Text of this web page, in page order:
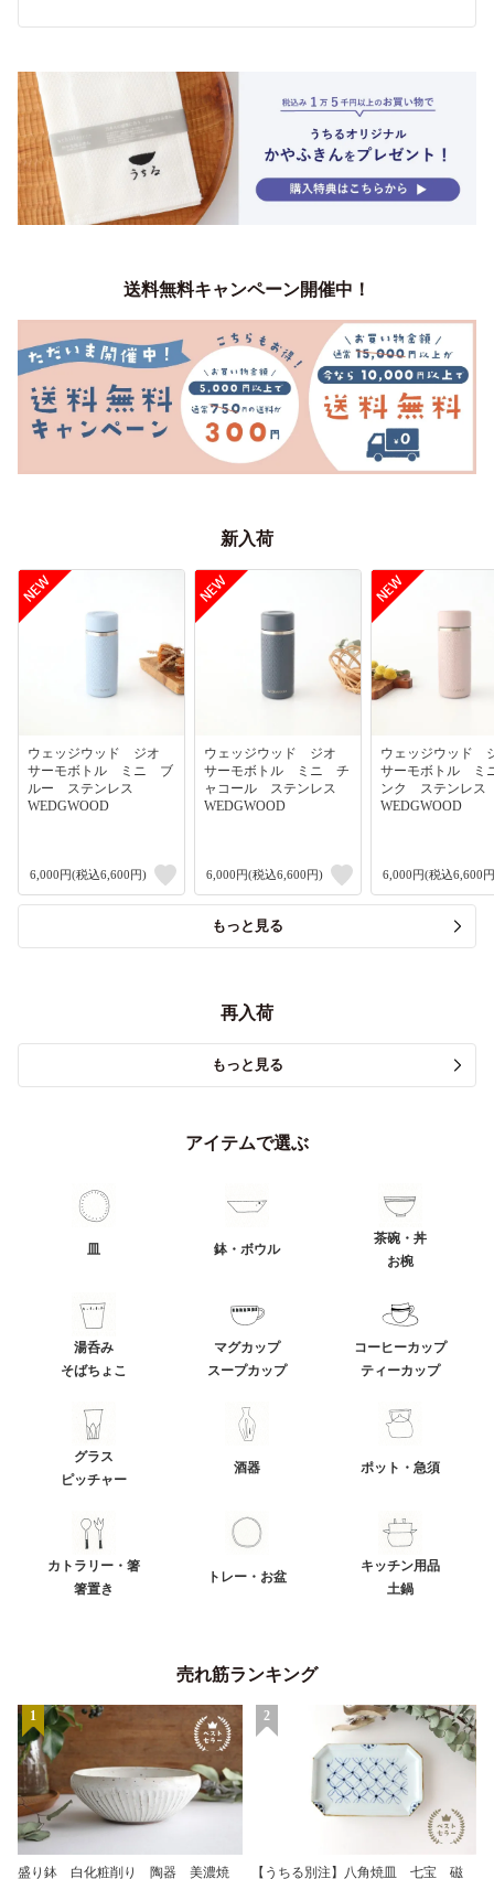
送料無料キャンペーン開催中！
新入荷
ウェッジウッド ジオ
サーモボトル ミニ ブ
ルー ステンレス
WEDGWOOD
6,000円(税込6,600円)
ウェッジウッド ジオ
サーモボトル ミニ チ
ャコール ステンレス
WEDGWOOD
6,000円(税込6,600円)
ウェッジウッド
サーモボトル
ンク ステンレ
WEDGWOOD
6,000円(税込6,600
もっと見る
再入荷
もっと見る
アイテムで選ぶ
皿 鉢・ボウル
茶碗・丼
お椀
湯呑み
そばちょこ
マグカップ
スープカップ
コーヒーカップ
ティーカップ
グラス
ピッチャー
酒器 ポット・急須
カトラリー・箸
箸置き
トレー・お盆
キッチン用品
土鍋
売れ筋ランキング
1
盛り鉢 白化粧削り 陶器 美濃焼
2
【うちる別注】八角焼皿 七宝 磁